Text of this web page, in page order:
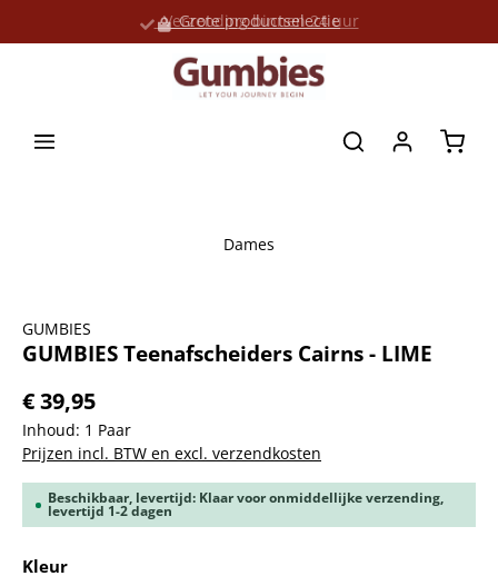
Verzending binnen 24 uur
Grote productselectie
Dames
GUMBIES
GUMBIES Teenafscheiders Cairns - LIME
€ 39,95
Inhoud: 1 Paar
Prijzen incl. BTW en excl. verzendkosten
Beschikbaar, levertijd: Klaar voor onmiddellijke verzending,
levertijd 1-2 dagen
Selecteer
Kleur